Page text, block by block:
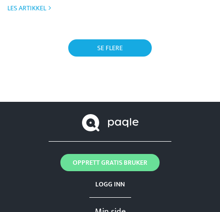
LES ARTIKKEL
SE FLERE
LOGG INN
OPPRETT GRATIS BRUKER